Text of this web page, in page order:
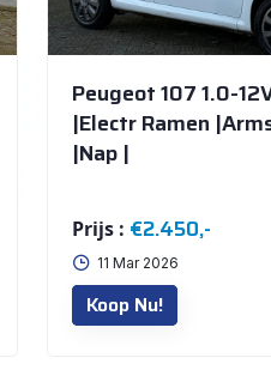
Peugeot 107 1.0-
|Electr Ramen
|Nap |
Prijs : €2.450,-
11 Mar 2026
Koop Nu!